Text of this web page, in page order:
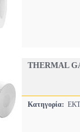
THERMAL
Κατηγορία: